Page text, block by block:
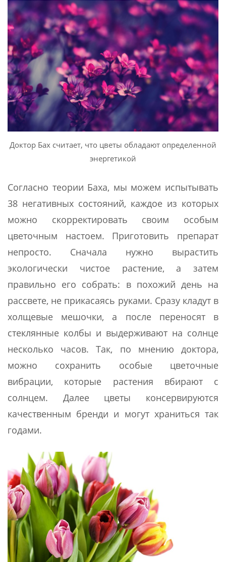
Доктор Бах считает, что цветы обладают определенной
энергетикой
Согласно теории Баха, мы можем испытывать
38 негативных состояний, каждое из которых
можно скорректировать своим особым
цветочным настоем. Приготовить препарат
непросто. Сначала нужно вырастить
экологически чистое растение, а затем
правильно его собрать: в похожий день на
рассвете, не прикасаясь руками. Сразу кладут в
холщевые мешочки, а после переносят в
стеклянные колбы и выдерживают на солнце
несколько часов. Так, по мнению доктора,
можно сохранить особые цветочные
вибрации, которые растения вбирают с
солнцем. Далее цветы консервируются
качественным бренди и могут храниться так
годами.